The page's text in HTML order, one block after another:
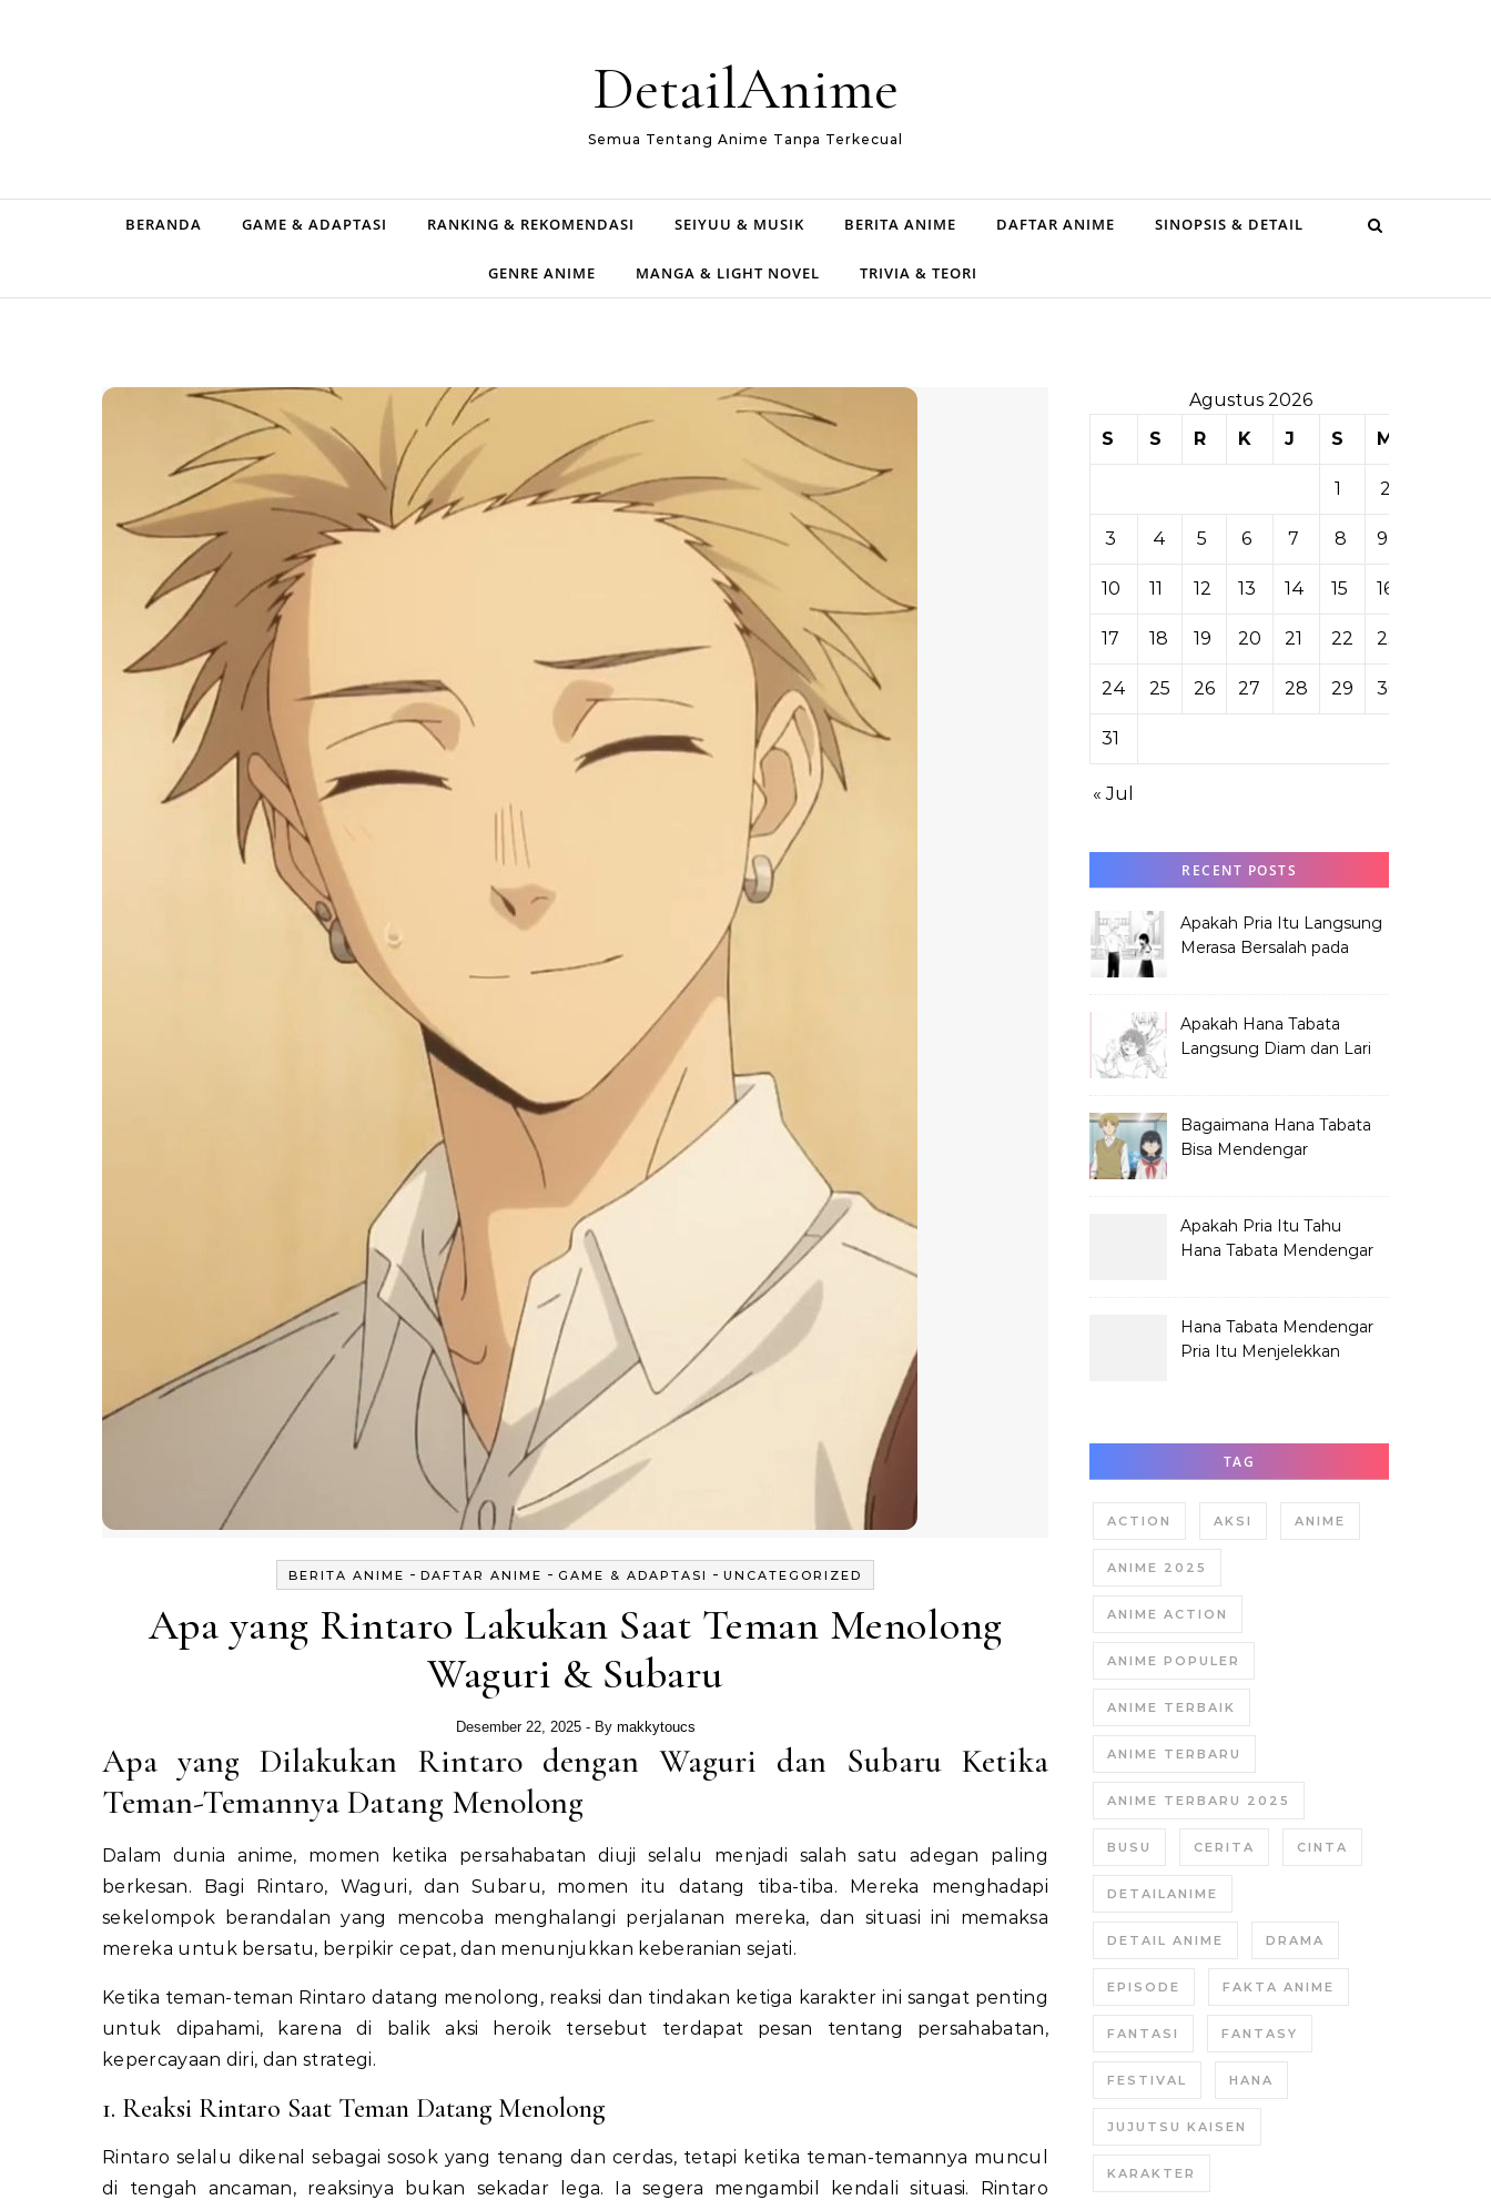
DetailAnime
Semua Tentang Anime Tanpa Terkecual
BERANDA GAME & ADAPTASI RANKING & REKOMENDASI SEIYUU & MUSIK BERITA ANIME DAFTAR ANIME SINOPSIS & DETAIL
GENRE ANIME MANGA & LIGHT NOVEL TRIVIA & TEORI
BERITA ANIME - DAFTAR ANIME - GAME & ADAPTASI - UNCATEGORIZED
Apa yang Rintaro Lakukan Saat Teman Menolong
Waguri & Subaru
Desember 22, 2025 - By makkytoucs
Apa yang Dilakukan Rintaro dengan Waguri dan Subaru Ketika
Teman-Temannya Datang Menolong
Dalam dunia anime, momen ketika persahabatan diuji selalu menjadi salah satu adegan paling
berkesan. Bagi Rintaro, Waguri, dan Subaru, momen itu datang tiba-tiba. Mereka menghadapi
sekelompok berandalan yang mencoba menghalangi perjalanan mereka, dan situasi ini memaksa
mereka untuk bersatu, berpikir cepat, dan menunjukkan keberanian sejati.
Ketika teman-teman Rintaro datang menolong, reaksi dan tindakan ketiga karakter ini sangat penting
untuk dipahami, karena di balik aksi heroik tersebut terdapat pesan tentang persahabatan,
kepercayaan diri, dan strategi.
1. Reaksi Rintaro Saat Teman Datang Menolong
Rintaro selalu dikenal sebagai sosok yang tenang dan cerdas, tetapi ketika teman-temannya muncul
di tengah ancaman, reaksinya bukan sekadar lega. Ia segera mengambil kendali situasi. Rintaro
Agustus 2026
S
S R K J S M
1 2
3 4 5 6 7 8 9
10 11 12 13 14 15 16
17 18 19 20 21 22 23
24 25 26 27 28 29 30
31
« Jul
RECENT POSTS
Apakah Pria Itu Langsung
Merasa Bersalah pada
Apakah Hana Tabata
Langsung Diam dan Lari
Bagaimana Hana Tabata
Bisa Mendengar
Apakah Pria Itu Tahu
Hana Tabata Mendengar
Hana Tabata Mendengar
Pria Itu Menjelekkan
TAG
ACTION AKSI ANIME
ANIME 2025
ANIME ACTION
ANIME POPULER
ANIME TERBAIK
ANIME TERBARU
ANIME TERBARU 2025
BUSU CERITA CINTA
DETAILANIME
DETAIL ANIME DRAMA
EPISODE FAKTA ANIME
FANTASI FANTASY
FESTIVAL HANA
JUJUTSU KAISEN
KARAKTER